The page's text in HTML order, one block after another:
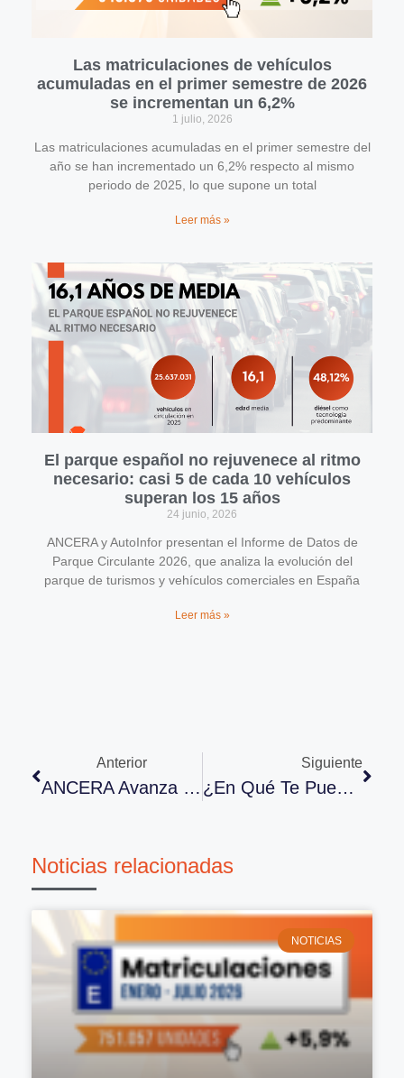
Las matriculaciones de vehículos
acumuladas en el primer semestre de 2026
se incrementan un 6,2%
1 julio, 2026
Las matriculaciones acumuladas en el primer semestre del
año se han incrementado un 6,2% respecto al mismo
periodo de 2025, lo que supone un total
Leer más »
El parque español no rejuvenece al ritmo
necesario: casi 5 de cada 10 vehículos
superan los 15 años
24 junio, 2026
ANCERA y AutoInfor presentan el Informe de Datos de
Parque Circulante 2026, que analiza la evolución del
parque de turismos y vehículos comerciales en España
Leer más »
Anterior
ANCERA Avanza La Agenda De El Reencuentro
Siguiente
¿En Qué Te Puede Ayudar Saber El Parque Circulante De Tu Ciudad?
Noticias relacionadas
NOTICIAS